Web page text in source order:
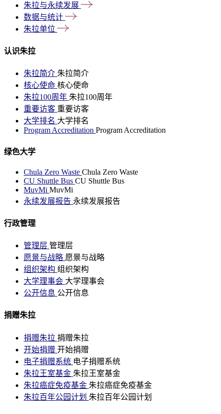
朱拉与永续发展
数据与统计
朱拉单位
认识朱拉
朱拉简介 朱拉简介
核心使命 核心使命
朱拉100周年 朱拉100周年
重要访客 重要访客
大学排名 大学排名
Program Accreditation Program Accreditation
绿色大学
Chula Zero Waste Chula Zero Waste
CU Shuttle Bus CU Shuttle Bus
MuvMi MuvMi
永续发展报告 永续发展报告
行政管理
管理层 管理层
愿景与战略 愿景与战略
组织架构 组织架构
大学理事会 大学理事会
公开信息 公开信息
捐赠朱拉
捐赠朱拉 捐赠朱拉
开始捐赠 开始捐赠
电子捐赠系统 电子捐赠系统
朱拉王室基金 朱拉王室基金
朱拉癌症免疫基金 朱拉癌症免疫基金
朱拉百年公园计划 朱拉百年公园计划